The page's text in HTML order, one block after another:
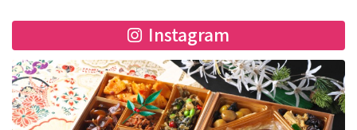
Instagram